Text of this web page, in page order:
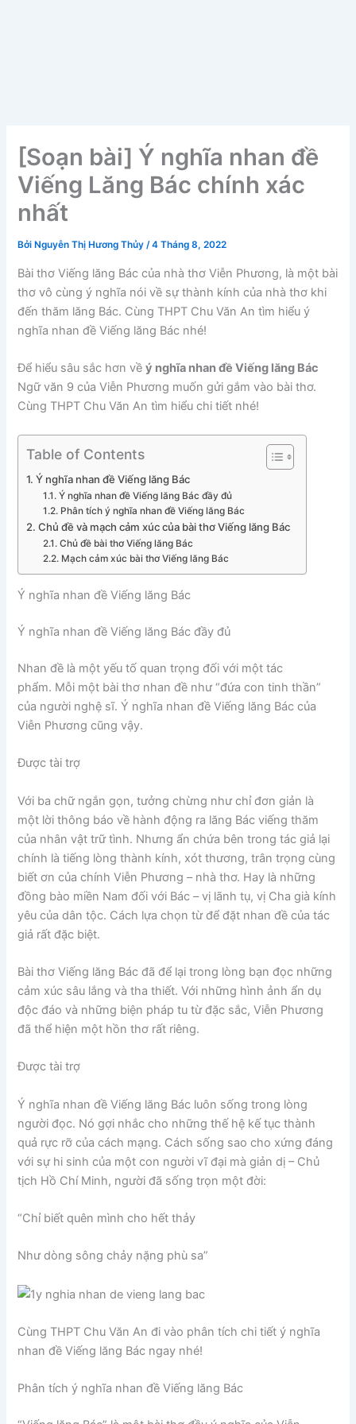
[Soạn bài] Ý nghĩa nhan đề
Viếng Lăng Bác chính xác
nhất
Bởi Nguyễn Thị Hương Thủy/4 Tháng 8, 2022
Bài thơ Viếng lăng Bác của nhà thơ Viễn Phương, là một bài
thơ vô cùng ý nghĩa nói về sự thành kính của nhà thơ khi
đến thăm lăng Bác. Cùng THPT Chu Văn An tìm hiểu ý
nghĩa nhan đề Viếng lăng Bác nhé!
Để hiểu sâu sắc hơn vềý nghĩa nhan đề Viếng lăng Bác
Ngữ văn 9 của Viễn Phương muốn gửi gắm vào bài thơ.
Cùng THPT Chu Văn An tìm hiểu chi tiết nhé!
Table of Contents
Ý nghĩa nhan đề Viếng lăng Bác
Ý nghĩa nhan đề Viếng lăng Bác đầy đủ
Phân tích ý nghĩa nhan đề Viếng lăng Bác
Chủ đề và mạch cảm xúc của bài thơ Viếng lăng Bác
Chủ đề bài thơ Viếng lăng Bác
Mạch cảm xúc bài thơ Viếng lăng Bác
Ý nghĩa nhan đề Viếng lăng Bác
Ý nghĩa nhan đề Viếng lăng Bác đầy đủ
Nhan đề là một yếu tố quan trọng đối với một tác
phẩm. Mỗi một bài thơ nhan đề như “đứa con tinh thần”
của người nghệ sĩ. Ý nghĩa nhan đề Viếng lăng Bác của
Viễn Phương cũng vậy.
Được tài trợ
Với ba chữ ngắn gọn, tưởng chừng như chỉ đơn giản là
một lời thông báo về hành động ra lăng Bác viếng thăm
của nhân vật trữ tình. Nhưng ẩn chứa bên trong tác giả lại
chính là tiếng lòng thành kính, xót thương, trân trọng cùng
biết ơn của chính Viễn Phương – nhà thơ. Hay là những
đồng bào miền Nam đối với Bác – vị lãnh tụ, vị Cha già kính
yêu của dân tộc. Cách lựa chọn từ để đặt nhan đề của tác
giả rất đặc biệt.
Bài thơ Viếng lăng Bác đã để lại trong lòng bạn đọc những
cảm xúc sâu lắng và tha thiết. Với những hình ảnh ẩn dụ
độc đáo và những biện pháp tu từ đặc sắc, Viễn Phương
đã thể hiện một hồn thơ rất riêng.
Được tài trợ
Ý nghĩa nhan đề Viếng lăng Bác luôn sống trong lòng
người đọc. Nó gợi nhắc cho những thế hệ kế tục thành
quả rực rỡ của cách mạng. Cách sống sao cho xứng đáng
với sự hi sinh của một con người vĩ đại mà giản dị – Chủ
tịch Hồ Chí Minh, người đã sống trọn một đời:
“Chỉ biết quên mình cho hết thảy
Như dòng sông chảy nặng phù sa”
Cùng THPT Chu Văn An đi vào phân tích chi tiết ý nghĩa
nhan đề Viếng lăng Bác ngay nhé!
Phân tích ý nghĩa nhan đề Viếng lăng Bác